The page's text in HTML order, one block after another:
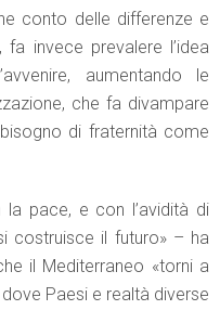
conto delle differenze e
invece prevalere l’idea
aumentando le
che fa divampare
di fraternità come
pace, e con l’avidità di
costruisce il futuro» – ha
il Mediterraneo «torni a
Paesi e realtà diverse